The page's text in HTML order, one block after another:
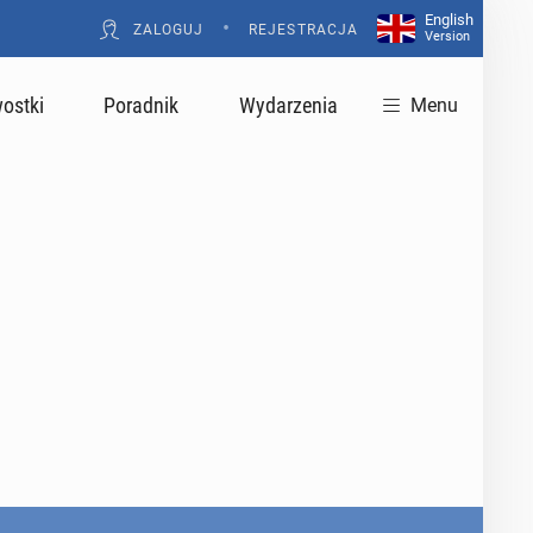
ZALOGUJ • REJESTRACJA
English
Version
Poradnik Wydarzenia Menu